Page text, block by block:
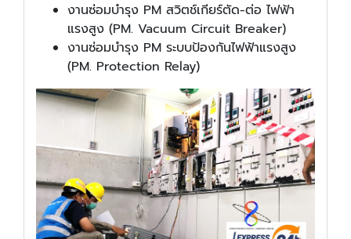
งานซ่อมบำรุง PM สวิตช์เกียร์ตัด-ต่อ ไฟฟ้า
แรงสูง (PM. Vacuum Circuit Breaker)
งานซ่อมบำรุง PM ระบบป้องกันไฟฟ้าแรงสูง
(PM. Protection Relay)